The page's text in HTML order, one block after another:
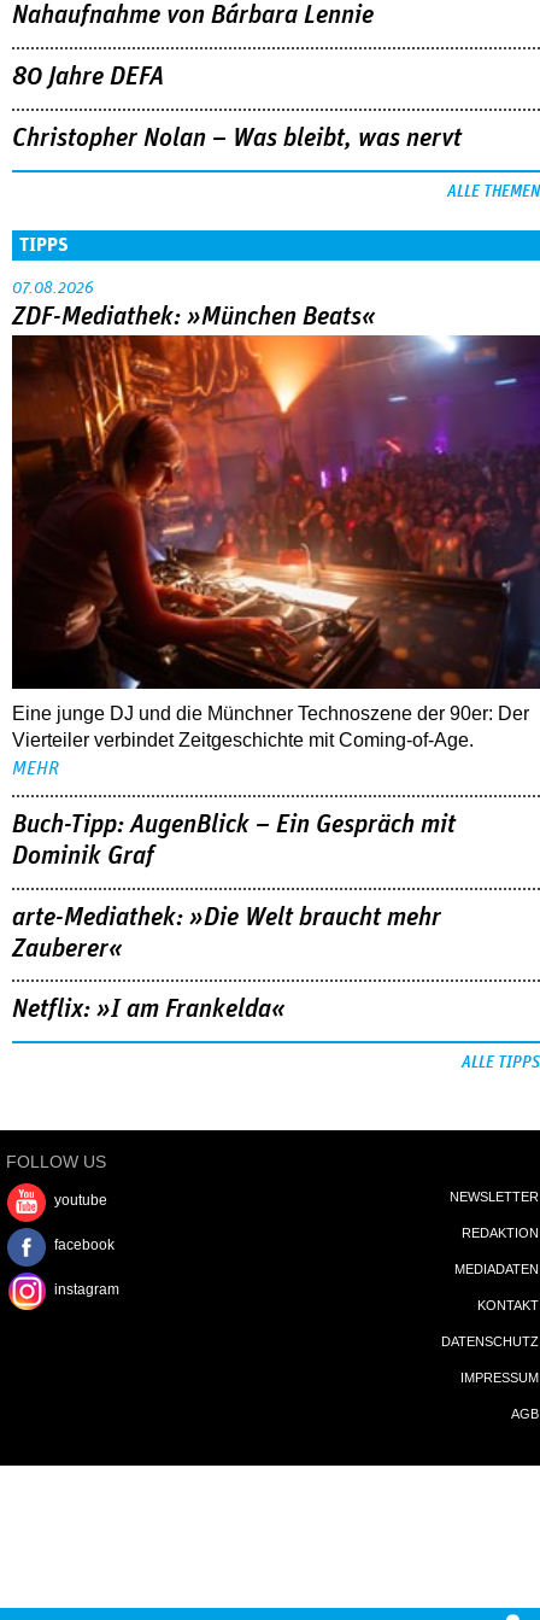
Nahaufnahme von Bárbara Lennie
80 Jahre DEFA
Christopher Nolan – Was bleibt, was nervt
ALLE THEMEN
TIPPS
07.08.2026
ZDF-Mediathek: »München Beats«
Eine junge DJ und die Münchner Technoszene der 90er: Der
Vierteiler verbindet Zeitgeschichte mit Coming-of-Age.
MEHR
Buch-Tipp: AugenBlick – Ein Gespräch mit
Dominik Graf
arte-Mediathek: »Die Welt braucht mehr
Zauberer«
Netflix: »I am Frankelda«
ALLE TIPPS
FOLLOW US
youtube
facebook
instagram
NEWSLETTER
REDAKTION
MEDIADATEN
KONTAKT
DATENSCHUTZ
IMPRESSUM
AGB